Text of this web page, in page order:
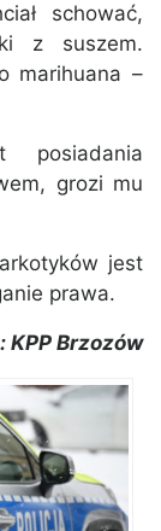
schować,
z suszem.
marihuana –
posiadania
grozi mu
jest
prawa.
KPP Brzozów